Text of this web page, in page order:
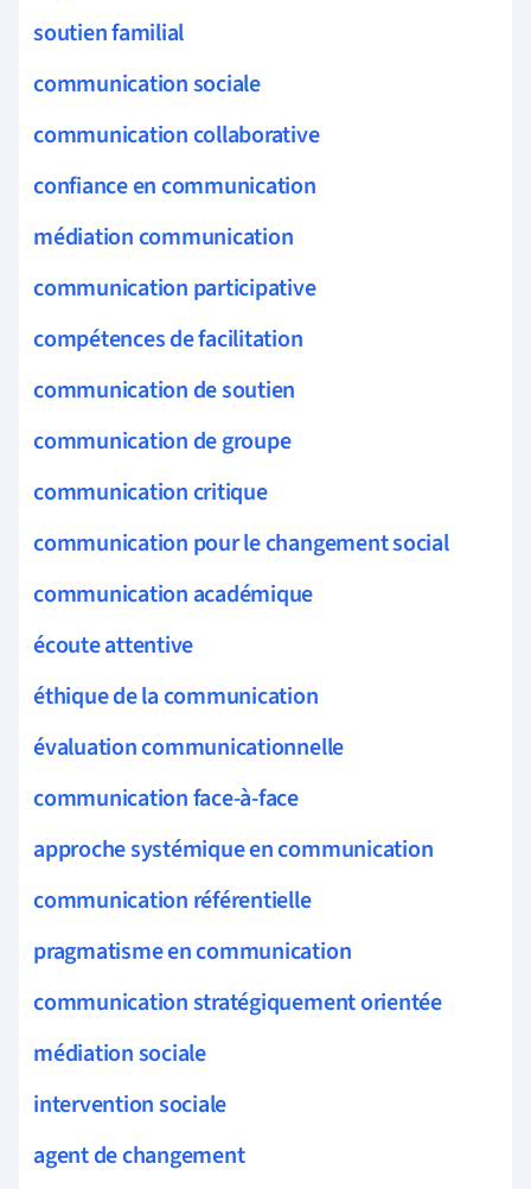
soutien familial
communication sociale
communication collaborative
confiance en communication
médiation communication
communication participative
compétences de facilitation
communication de soutien
communication de groupe
communication critique
communication pour le changement social
communication académique
écoute attentive
éthique de la communication
évaluation communicationnelle
communication face-à-face
approche systémique en communication
communication référentielle
pragmatisme en communication
communication stratégiquement orientée
médiation sociale
intervention sociale
agent de changement